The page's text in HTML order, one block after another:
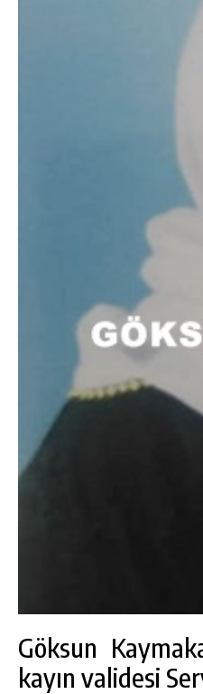
Göksun
kayın validesi
GÖKSUN
ÖĞRENCILERINE